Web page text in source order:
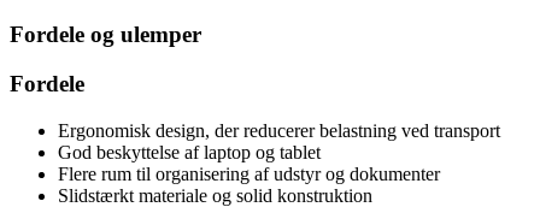
Fordele og ulemper
Fordele
Ergonomisk design, der reducerer belastning ved transport
God beskyttelse af laptop og tablet
Flere rum til organisering af udstyr og dokumenter
Slidstærkt materiale og solid konstruktion